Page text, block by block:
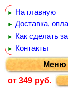
► На главную
► Доставка,
► Как сделать
► Контакты
от 349 руб.